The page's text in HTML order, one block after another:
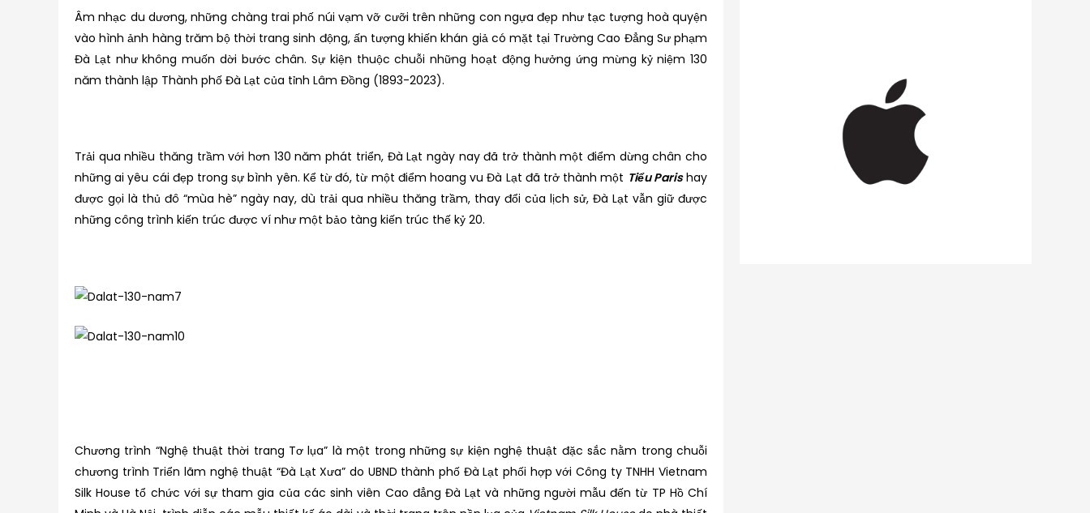
Âm nhạc du dương, những chàng trai phố núi vạm vỡ cưỡi trên những con ngựa đẹp như tạc tượng hoà quyện
vào hình ảnh hàng trăm bộ thời trang sinh động, ấn tượng khiến khán giả có mặt tại Trường Cao Đẳng Sư phạm
Đà Lạt như không muốn dời bước chân. Sự kiện thuộc chuỗi những hoạt động hưởng ứng mừng kỷ niệm 130
năm thành lập Thành phố Đà Lạt của tỉnh Lâm Đồng (1893-2023).
Trải qua nhiều thăng trầm với hơn 130 năm phát triển, Đà Lạt ngày nay đã trở thành một điểm dừng chân cho
những ai yêu cái đẹp trong sự bình yên. Kể từ đó, từ một điểm hoang vu Đà Lạt đã trở thành một Tiểu Parishay
được gọi là thủ đô “mùa hè” ngày nay, dù trải qua nhiều thăng trầm, thay đổi của lịch sử, Đà Lạt vẫn giữ được
những công trình kiến trúc được ví như một bảo tàng kiến trúc thế kỷ 20.
Chương trình “Nghệ thuật thời trang Tơ lụa” là một trong những sự kiện nghệ thuật đặc sắc nằm trong chuỗi
chương trình Triển lãm nghệ thuật “Đà Lạt Xưa” do UBND thành phố Đà Lạt phối hợp với Công ty TNHH Vietnam
Silk House tổ chức với sự tham gia của các sinh viên Cao đẳng Đà Lạt và những người mẫu đến từ TP Hồ Chí